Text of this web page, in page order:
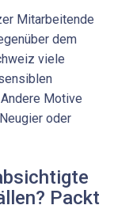
Mitarbeitende
dem
viele
Motive
oder
Packt